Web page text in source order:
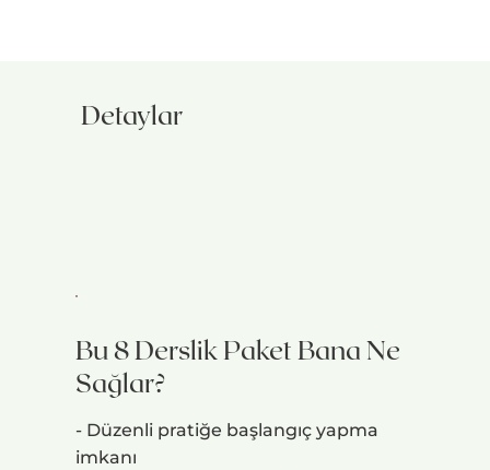
Detaylar
Bu 8 Derslik Paket Bana Ne
Sağlar?
- Düzenli pratiğe başlangıç yapma
imkanı